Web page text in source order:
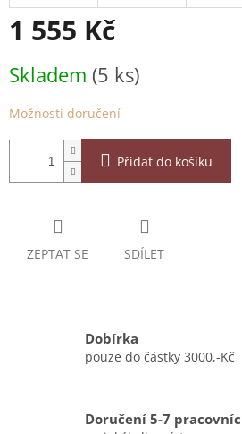
1 555 Kč
cena:
Skladem (5 ks)
Možnosti doručení
Přidat do košíku
ZEPTAT SE SDÍLET
Dobírka
pouze do částky 3000,-Kč
Doručení 5-7